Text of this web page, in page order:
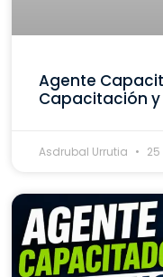
Agente
Capacitación y
Asdrubal Urrutia